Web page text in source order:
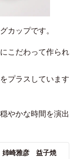
カップです。
こだわって作られ
プラスしています
やかな時間を演出
崎雅彦 益子焼